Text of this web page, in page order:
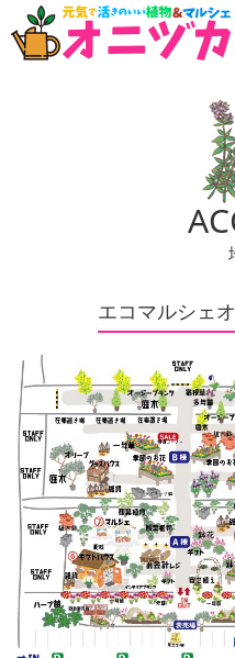
福岡県朝倉郡のガーデニングショップ。自社
芸雑貨まで広く取り揃えています。
エコマルシェ